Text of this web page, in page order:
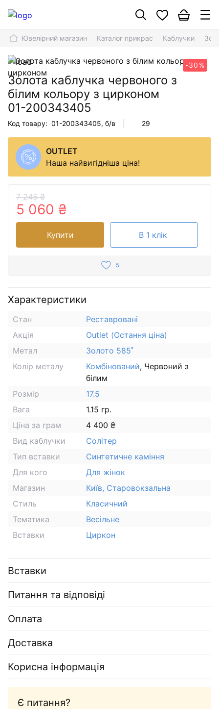
Ювелірний магазин Каталог прикрас Каблучки
-30%
Золота каблучка червоного з
білим кольору з цирконом
01-200343405
Код товару: 01-200343405, б/в 29
OUTLET
Наша найвигідніша ціна!
7 245 ₴
5 060 ₴
Купити В 1 клік
5
Характеристики
Стан
Реставровані
Акція
Outlet (Остання ціна)
Метал
Золото 585˚
Колір металу
Комбінований, Червоний з
білим
Розмір
17.5
Вага
1.15 гр.
Ціна за грам
4 400 ₴
Вид каблучки
Солітер
Тип вставки
Синтетичне каміння
Для кого
Для жінок
Магазин
Київ, Старовокзальна
Стиль
Класичний
Тематика
Весільне
Вставки
Циркон
Вставки
Питання та відповіді
Оплата
Доставка
Корисна інформація
Є питання?